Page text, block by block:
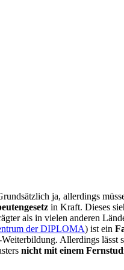
ja, allerdings
in Kraft. Dieses
als in vielen anderen
der DIPLOMA) ist ein
Allerdings lässt
nicht mit einem